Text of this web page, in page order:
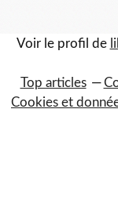
Voir le profil de
Top articles
Cookies et